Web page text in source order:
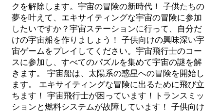
クを解除します。宇宙の冒険の新時代！ 子供たちの
夢を叶えて、エキサイティングな宇宙の冒険に参加
したいですか？宇宙ステーションに行って、自分だ
けの宇宙船を作りましょう！ 子供向けの興味深い宇
宙ゲームをプレイしてください。宇宙飛行士のコー
スに参加し、すべてのパズルを集めて宇宙の謎を解
きます。 宇宙船は、太陽系の惑星への冒険を開始し
ます。 エキサイティングな冒険に出るために飛び立
ちます！ 宇宙飛行士が困っています！トランスミッ
ションと燃料システムが故障しています！ 子供向け